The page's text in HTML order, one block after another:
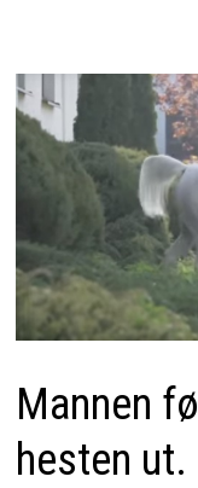
Mannen
hesten